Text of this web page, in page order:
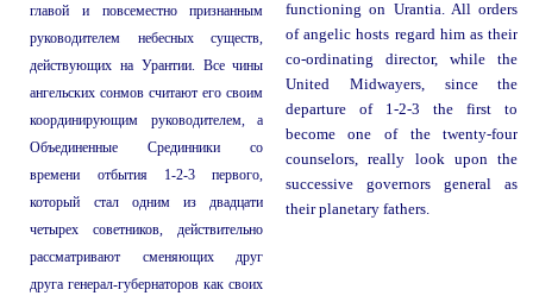
главой и повсеместно признанным
руководителем небесных существ,
действующих на Урантии. Все чины
ангельских сонмов считают его своим
координирующим руководителем, а
Объединенные Срединники со
времени отбытия 1-2-3 первого,
который стал одним из двадцати
четырех советников, действительно
рассматривают сменяющих друг
друга генерал-губернаторов как своих
functioning on Urantia. All orders
of angelic hosts regard him as their
co-ordinating director, while the
United Midwayers, since the
departure of 1-2-3 the first to
become one of the twenty-four
counselors, really look upon the
successive governors general as
their planetary fathers.